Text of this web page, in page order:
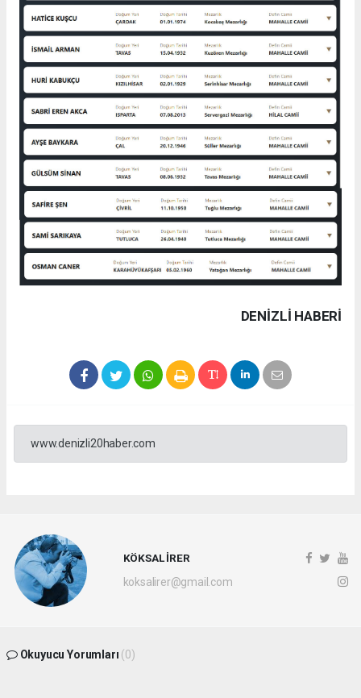
DENIZLI HABERİ
www.denizli20haber.com
KÖKSAL İRER
koksalirer@gmail.com
Okuyucu Yorumları (0)